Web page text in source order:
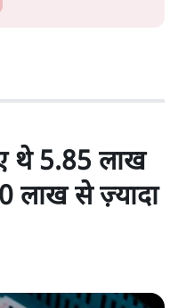
थे 5.85 लाख
से ज़्यादा